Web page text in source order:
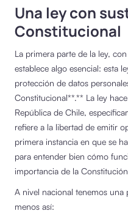
Una ley con
Constitucional
La primera parte de la ley,
establece algo esencial: esta
protección de datos
Constitucional**.** La ley
República de Chile,
refiere a la libertad de emitir
primera instancia en que se
para entender bien cómo
importancia de la
A nivel nacional tenemos
menos así: